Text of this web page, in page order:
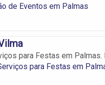
de Eventos em Palmas
para Festas em Palmas.
para Festas em